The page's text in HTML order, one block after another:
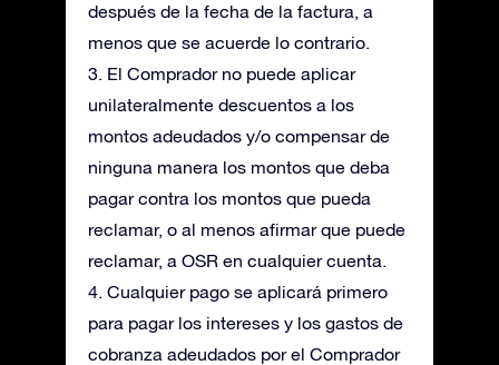
después de la fecha de la factura, a
menos que se acuerde lo contrario.
3. El Comprador no puede aplicar
unilateralmente descuentos a los
montos adeudados y/o compensar de
ninguna manera los montos que deba
pagar contra los montos que pueda
reclamar, o al menos afirmar que puede
reclamar, a OSR en cualquier cuenta.
4. Cualquier pago se aplicará primero
para pagar los intereses y los gastos de
cobranza adeudados por el Comprador